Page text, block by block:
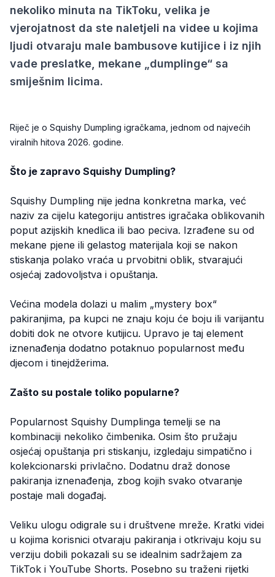
nekoliko minuta na TikToku, velika je
vjerojatnost da ste naletjeli na videe u kojima
ljudi otvaraju male bambusove kutijice i iz njih
vade preslatke, mekane „dumplinge“ sa
smiješnim licima.
Riječ je o Squishy Dumpling igračkama, jednom od najvećih
viralnih hitova 2026. godine.
Što je zapravo Squishy Dumpling?
Squishy Dumpling nije jedna konkretna marka, već
naziv za cijelu kategoriju antistres igračaka oblikovanih
poput azijskih knedlica ili bao peciva. Izrađene su od
mekane pjene ili gelastog materijala koji se nakon
stiskanja polako vraća u prvobitni oblik, stvarajući
osjećaj zadovoljstva i opuštanja.
Većina modela dolazi u malim „mystery box“
pakiranjima, pa kupci ne znaju koju će boju ili varijantu
dobiti dok ne otvore kutijicu. Upravo je taj element
iznenađenja dodatno potaknuo popularnost među
djecom i tinejdžerima.
Zašto su postale toliko popularne?
Popularnost Squishy Dumplinga temelji se na
kombinaciji nekoliko čimbenika. Osim što pružaju
osjećaj opuštanja pri stiskanju, izgledaju simpatično i
kolekcionarski privlačno. Dodatnu draž donose
pakiranja iznenađenja, zbog kojih svako otvaranje
postaje mali događaj.
Veliku ulogu odigrale su i društvene mreže. Kratki videi
u kojima korisnici otvaraju pakiranja i otkrivaju koju su
verziju dobili pokazali su se idealnim sadržajem za
TikTok i YouTube Shorts. Posebno su traženi rijetki